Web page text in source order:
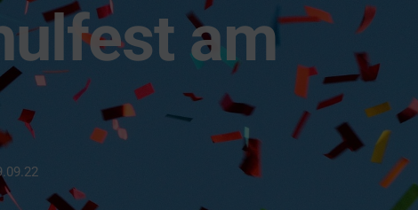
am